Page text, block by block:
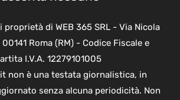
proprietà di WEB 365 SRL - Via Nicola
00141 Roma (RM) - Codice Fiscale e
I.V.A. 12279101005
non è una testata giornalistica, in
senza alcuna periodicità. Non